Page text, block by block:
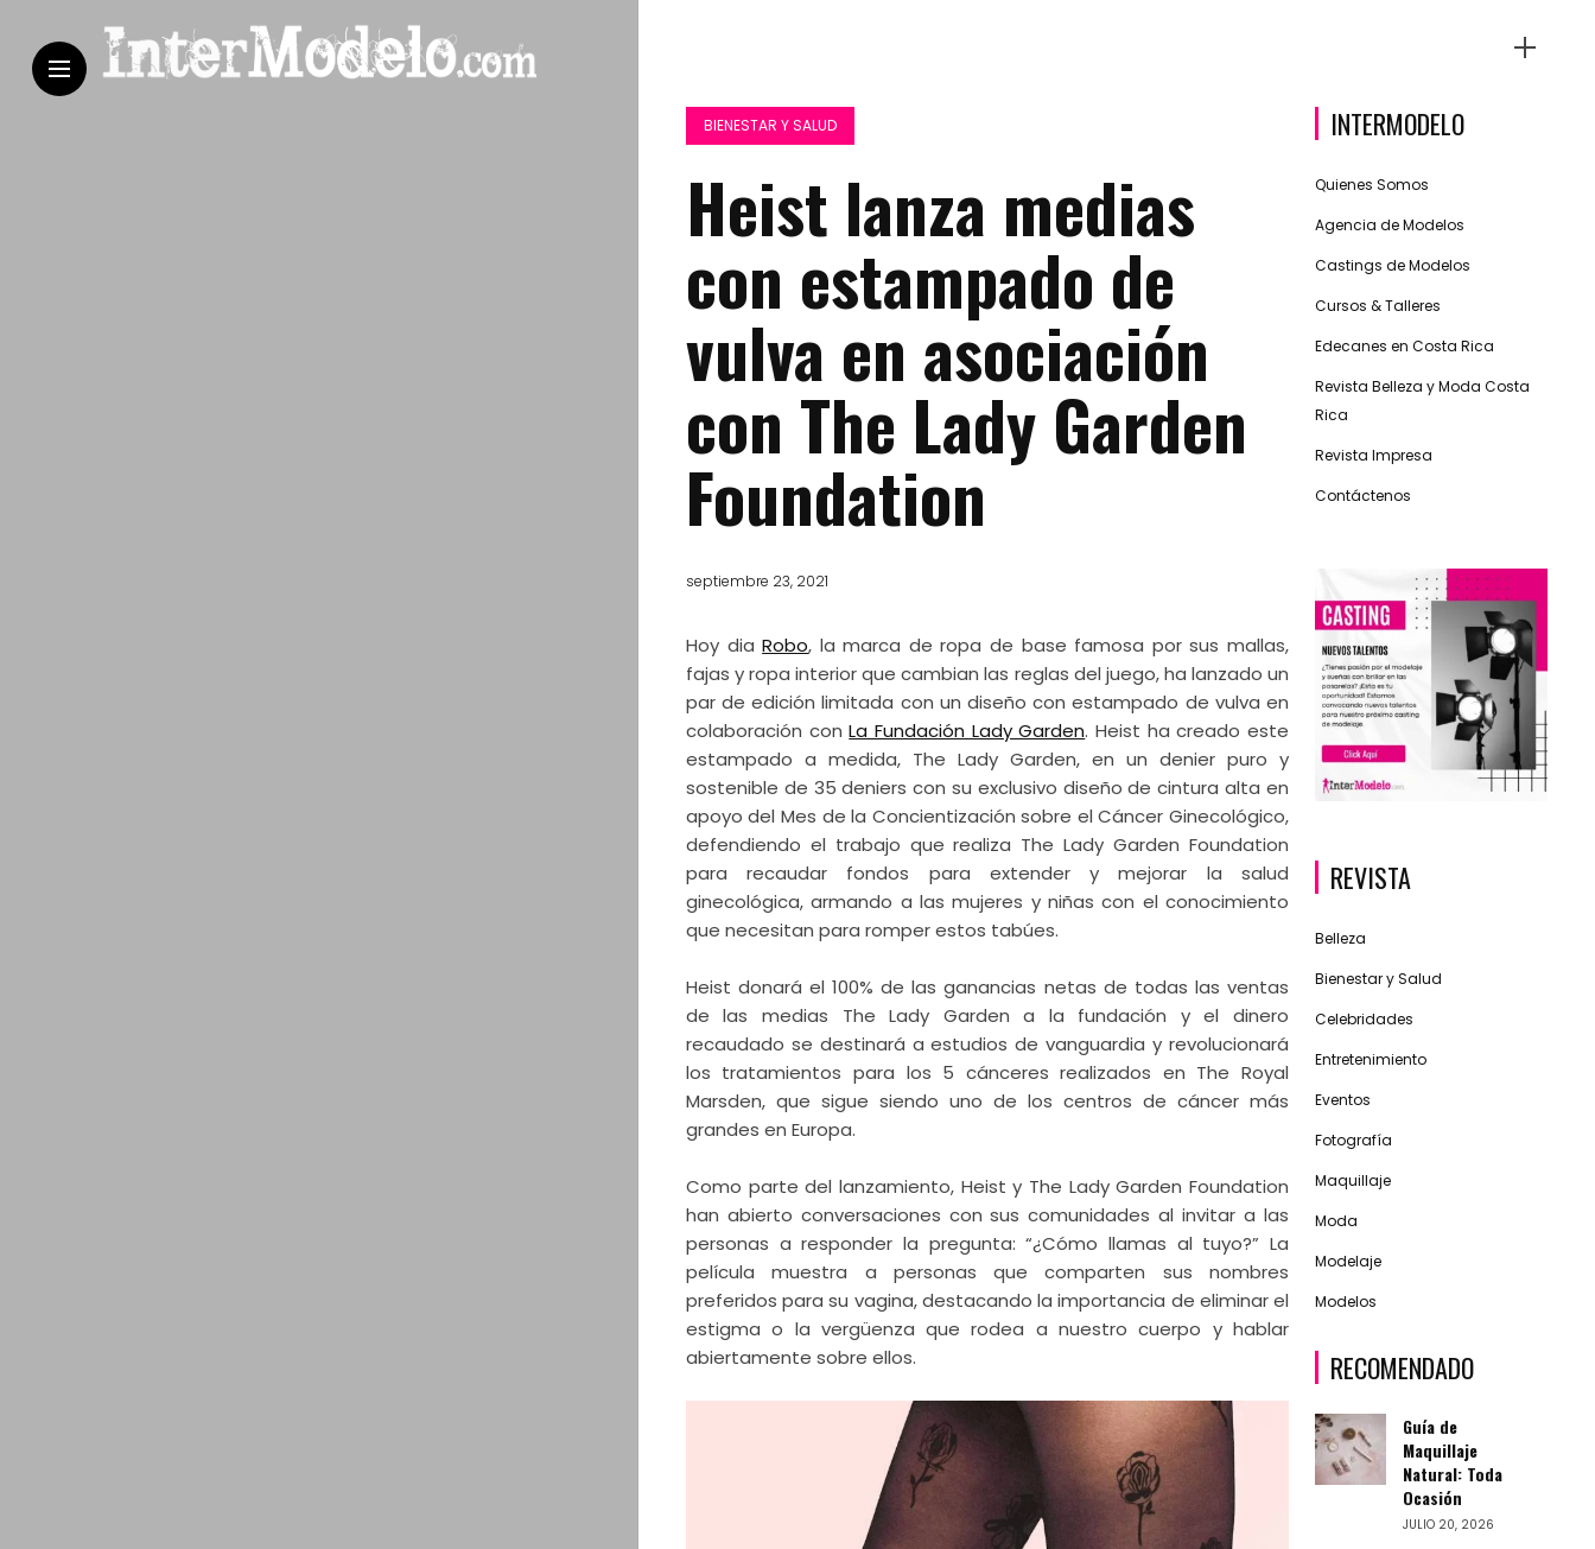
BIENESTAR Y SALUD
Heist lanza medias
con estampado de
vulva en asociación
con The Lady Garden
Foundation
septiembre 23, 2021
Hoy diaRobo, la marca de ropa de base famosa por sus mallas,
fajas y ropa interior que cambian las reglas del juego, ha lanzado un
par de edición limitada con un diseño con estampado de vulva en
colaboración conLa Fundación Lady Garden. Heist ha creado este
estampado a medida, The Lady Garden, en un denier puro y
sostenible de 35 deniers con su exclusivo diseño de cintura alta en
apoyo del Mes de la Concientización sobre el Cáncer Ginecológico,
defendiendo el trabajo que realiza The Lady Garden Foundation
para recaudar fondos para extender y mejorar la salud
ginecológica, armando a las mujeres y niñas con el conocimiento
que necesitan para romper estos tabúes.
Heist donará el 100% de las ganancias netas de todas las ventas
de las medias The Lady Garden a la fundación y el dinero
recaudado se destinará a estudios de vanguardia y revolucionará
los tratamientos para los 5 cánceres realizados en The Royal
Marsden, que sigue siendo uno de los centros de cáncer más
grandes en Europa.
Como parte del lanzamiento, Heist y The Lady Garden Foundation
han abierto conversaciones con sus comunidades al invitar a las
personas a responder la pregunta: “¿Cómo llamas al tuyo?” La
película muestra a personas que comparten sus nombres
preferidos para su vagina, destacando la importancia de eliminar el
estigma o la vergüenza que rodea a nuestro cuerpo y hablar
abiertamente sobre ellos.
INTERMODELO
Quienes Somos
Agencia de Modelos
Castings de Modelos
Cursos & Talleres
Edecanes en Costa Rica
Revista Belleza y Moda Costa
Rica
Revista Impresa
Contáctenos
REVISTA
Belleza
Bienestar y Salud
Celebridades
Entretenimiento
Eventos
Fotografía
Maquillaje
Moda
Modelaje
Modelos
RECOMENDADO
Guía de
Maquillaje
Natural: Toda
Ocasión
JULIO 20, 2026